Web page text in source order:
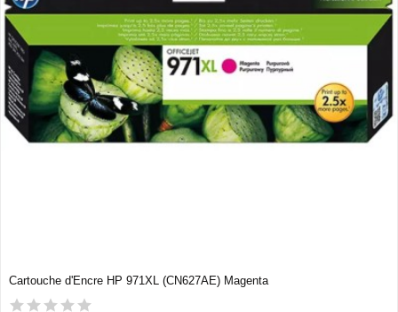
Cartouche d'Encre HP 971XL (CN627AE) Magenta